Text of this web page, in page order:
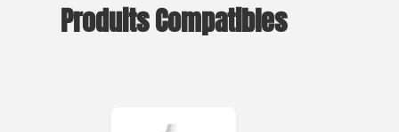
Produits Compatibles